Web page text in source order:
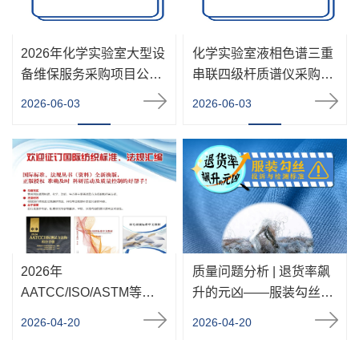
2026年化学实验室大型设
备维保服务采购项目公开
2026-06-03
化学实验室液相色谱三重
串联四级杆质谱仪采购项
2026-06-03
2026年
AATCC/ISO/ASTM等中
2026-04-20
质量问题分析 | 退货率飙
升的元凶——服装勾丝投
2026-04-20